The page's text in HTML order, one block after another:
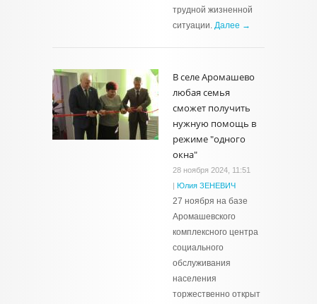
трудной жизненной
ситуации. Далее →
В селе Аромашево
любая семья
сможет получить
нужную помощь в
режиме "одного
окна"
28 ноября 2024, 11:51
| Юлия ЗЕНЕВИЧ
27 ноября на базе
Аромашевского
комплексного центра
социального
обслуживания
населения
торжественно открыт